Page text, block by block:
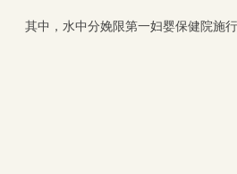
其中，水中分娩限第一妇婴保健院施行